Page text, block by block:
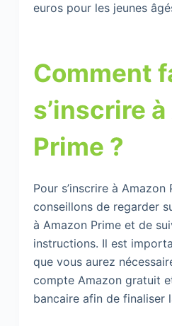
euros pour les jeunes
Comment
s’inscrire
Prime ?
Pour s’inscrire à Amazon
conseillons de regarder
à Amazon Prime et de
instructions. Il est
que vous aurez
compte Amazon gratuit
bancaire afin de finaliser